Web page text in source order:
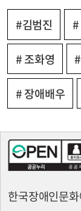
#김범진
# 조화영
# 장애배우
한국장애인문